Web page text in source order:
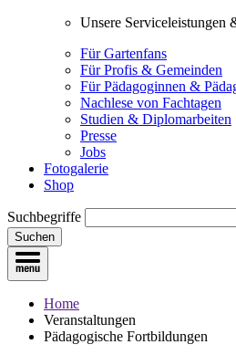
Unsere
Für Gartenfans
Für Profis & Gemeinden
Für Pädagoginnen &
Nachlese von Fachtagen
Studien & Diplomarbeiten
Presse
Jobs
Fotogalerie
Shop
Suchbegriffe
Suchen
Home
Veranstaltungen
Pädagogische Fortbildungen